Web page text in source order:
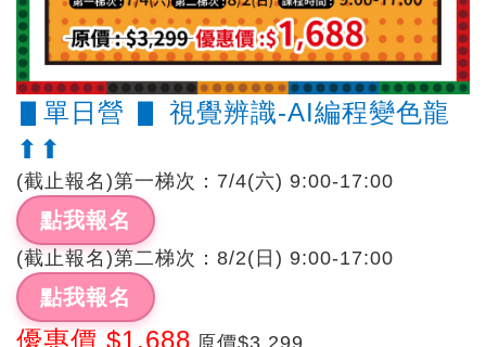
▋單日營 ▋ 視覺辨識-AI編程變色龍
⬆︎⬆︎
(截止報名)第一梯次：7/4(六) 9:00-17:00
點我報名
(截止報名)第二梯次：8/2(日) 9:00-17:00
點我報名
優惠價 $1,688 原價$3,299